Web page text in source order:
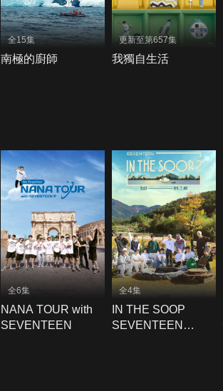
全15集
南極的廚師
更新至第657集
我獨自生活
全6集
NANA TOUR with
SEVENTEEN
全4集
IN THE SOOP
SEVENTEEN